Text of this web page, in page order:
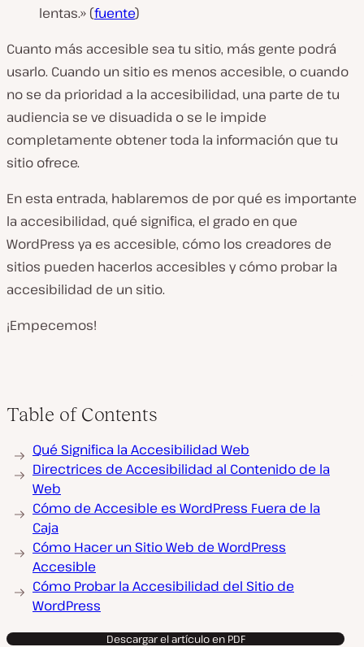
lentas.» (fuente)
Cuanto más accesible sea tu sitio, más gente podrá
usarlo. Cuando un sitio es menos accesible, o cuando
no se da prioridad a la accesibilidad, una parte de tu
audiencia se ve disuadida o se le impide
completamente obtener toda la información que tu
sitio ofrece.
En esta entrada, hablaremos de por qué es importante
la accesibilidad, qué significa, el grado en que
WordPress ya es accesible, cómo los creadores de
sitios pueden hacerlos accesibles y cómo probar la
accesibilidad de un sitio.
¡Empecemos!
Table of Contents
Qué Significa la Accesibilidad Web
Directrices de Accesibilidad al Contenido de la
Web
Cómo de Accesible es WordPress Fuera de la
Caja
Cómo Hacer un Sitio Web de WordPress
Accesible
Cómo Probar la Accesibilidad del Sitio de
WordPress
Descargar el artículo en PDF